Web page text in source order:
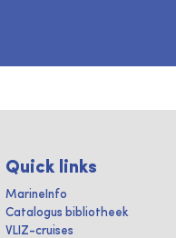
Quick links
MarineInfo
Catalogus bibliotheek
VLIZ-cruises